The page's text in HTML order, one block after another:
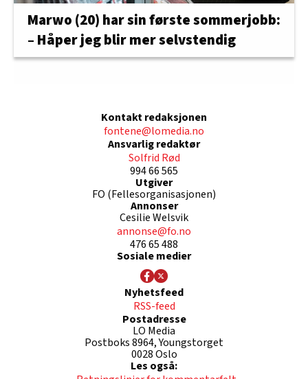
Marwo (20) har sin første sommerjobb:
– Håper jeg blir mer selvstendig
Kontakt redaksjonen
fontene@lomedia.no
Ansvarlig redaktør
Solfrid Rød
994 66 565
Utgiver
FO (Fellesorganisasjonen)
Annonser
Cesilie Welsvik
annonse@fo.no
476 65 488
Sosiale medier
Nyhetsfeed
RSS-feed
Postadresse
LO Media
Postboks 8964, Youngstorget
0028 Oslo
Les også: